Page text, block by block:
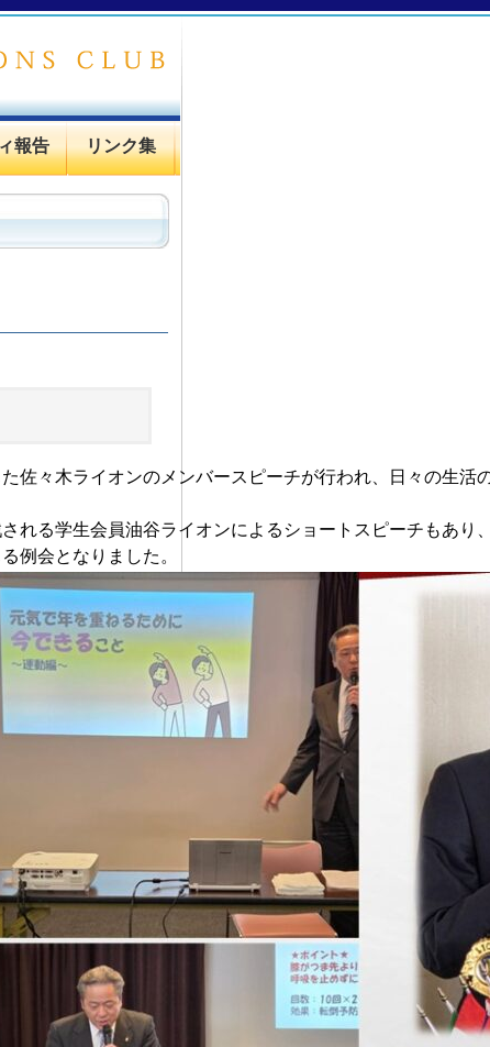
報告 リンク集
佐々木ライオンのメンバースピーチが行われ、日々の生
れる学生会員油谷ライオンによるショートスピーチもあり
例会となりました。